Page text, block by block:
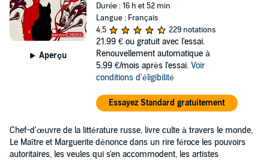
Aperçu
Durée : 16 h et 52 min
Langue : Français
4,5
229 notations
21,99 € ou gratuit avec l'essai.
Renouvellement automatique à
5,99 €/mois après l'essai. Voir
conditions d'éligibilité
Essayez Standard gratuitement
Chef-d'œuvre de la littérature russe, livre culte à travers le monde,
Le Maître et Marguerite dénonce dans un rire féroce les pouvoirs
autoritaires, les veules qui s'en accommodent, les artistes